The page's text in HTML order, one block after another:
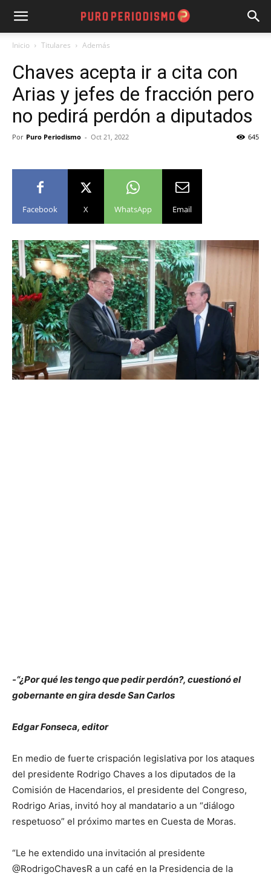
Inicio Titulares Además
Chaves acepta ir a cita con
Arias y jefes de fracción pero
no pedirá perdón a diputados
Por Puro Periodismo - Oct 21, 2022 645
Facebook X WhatsApp Email
-“¿Por qué les tengo que pedir perdón?, cuestionó el
gobernante en gira desde San Carlos
Edgar Fonseca, editor
En medio de fuerte crispación legislativa por los ataques
del presidente Rodrigo Chaves a los diputados de la
Comisión de Hacendarios, el presidente del Congreso,
Rodrigo Arias, invitó hoy al mandatario a un “diálogo
respetuoso” el próximo martes en Cuesta de Moras.
“Le he extendido una invitación al presidente
@RodrigoChavesR a un café en la Presidencia de la